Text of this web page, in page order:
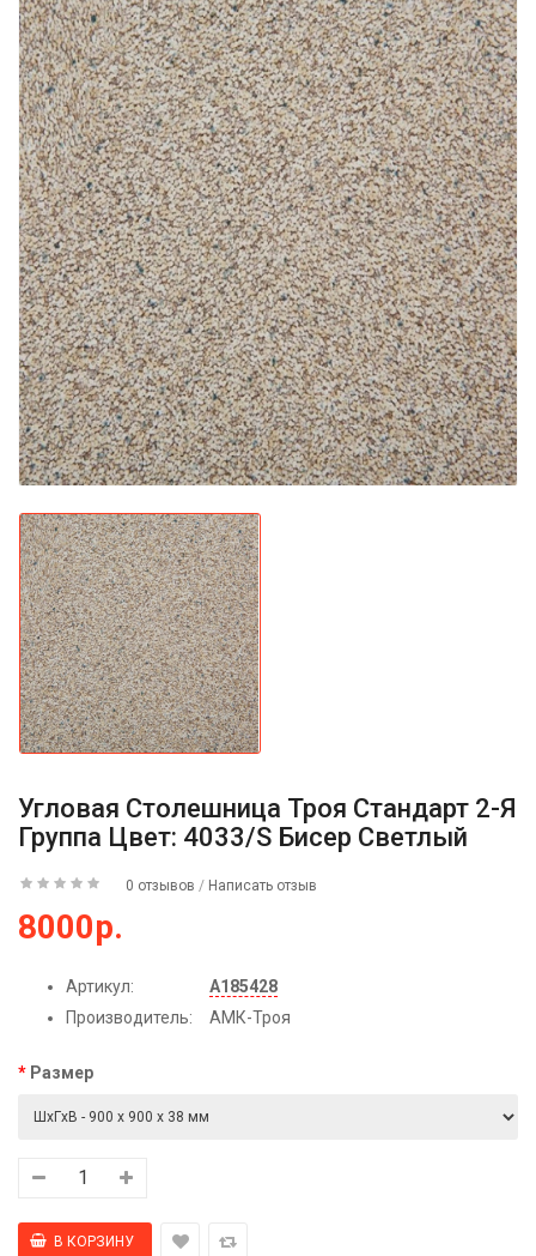
Угловая Столешница Троя Стандарт 2-Я
Группа Цвет: 4033/S Бисер Светлый
0 отзывов / Написать отзыв
8000р.
Артикул:
А185428
Производитель:
АМК-Троя
Размер